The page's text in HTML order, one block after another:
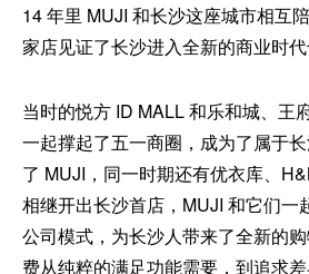
14 年里 MUJI 和长沙这座城市相互
家店见证了长沙进入全新的商业时代
当时的悦方 ID MALL 和乐和城、王
一起撑起了五一商圈，成为了属于
了 MUJI，同一时期还有优衣库、
相继开出长沙首店，MUJI 和它们一
公司模式，为长沙人带来了全新的
费从纯粹的满足功能需要，到追求